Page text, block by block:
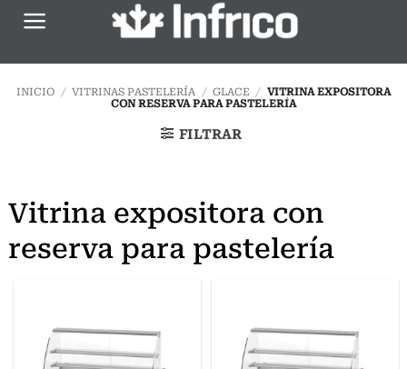
Saltar
INICIO / VITRINAS PASTELERÍA / GLACE / VITRINA EXPOSITORA
CON RESERVA PARA PASTELERÍA
FILTRAR
Vitrina expositora con
reserva para pastelería